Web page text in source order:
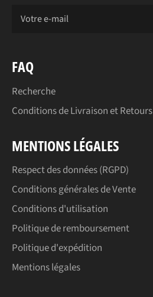
FAQ
Recherche
Conditions de Livraison et Retours
MENTIONS LÉGALES
Respect des données (RGPD)
Conditions générales de Vente
Conditions d'utilisation
Politique de remboursement
Politique d'expédition
Mentions légales